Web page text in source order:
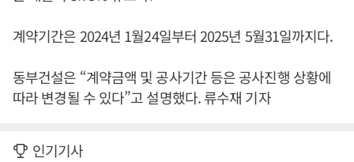
계약기간은 2024년 1월24일부터 2025년 5월31일까지다.
동부건설은 “계약금액 및 공사기간 등은 공사진행 상황에
따라 변경될 수 있다”고 설명했다. 류수재 기자
인기기사